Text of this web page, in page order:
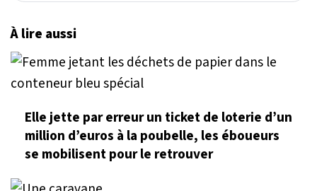
À lire aussi
Elle jette par erreur un ticket de loterie d’un
million d’euros à la poubelle, les éboueurs
se mobilisent pour le retrouver